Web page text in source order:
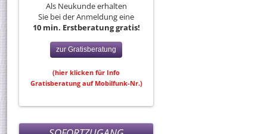
Als Neukunde erhalten
Sie bei der Anmeldung eine
10 min. Erstberatung gratis!
zur Gratisberatung
(hier klicken für Info
Gratisberatung auf Mobilfunk-Nr.)